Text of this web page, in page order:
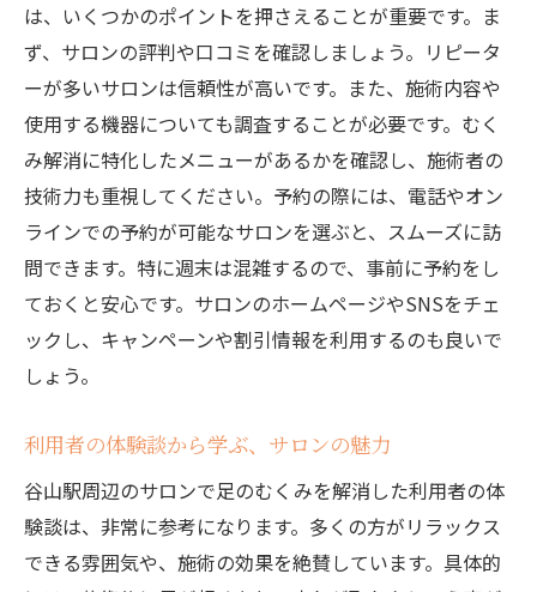
むくみ解消に効果的なツボの紹介
マッサージ後のストレッチでさらに効果的
に
長時間の立ち仕事でも足のむくみを防ぐセルフ
ケア術
立ち仕事中のむくみ防止アイテム
セルフケアでむくみを予防する方法
簡単にできる足の筋力トレーニング
立ち仕事が多い人のための靴選び
健康的な日常を取り戻すための足のむくみ対策
ガイド
むくみ対策に効果的な生活習慣
日々のむくみを減少させるための工夫
は、いくつかのポイントを押さえることが重要です。ま
ず、サロンの評判や口コミを確認しましょう。リピータ
ーが多いサロンは信頼性が高いです。また、施術内容や
使用する機器についても調査することが必要です。むく
み解消に特化したメニューがあるかを確認し、施術者の
技術力も重視してください。予約の際には、電話やオン
ラインでの予約が可能なサロンを選ぶと、スムーズに訪
問できます。特に週末は混雑するので、事前に予約をし
ておくと安心です。サロンのホームページやSNSをチェ
ックし、キャンペーンや割引情報を利用するのも良いで
しょう。
利用者の体験談から学ぶ、サロンの魅力
谷山駅周辺のサロンで足のむくみを解消した利用者の体
験談は、非常に参考になります。多くの方がリラックス
できる雰囲気や、施術の効果を絶賛しています。具体的